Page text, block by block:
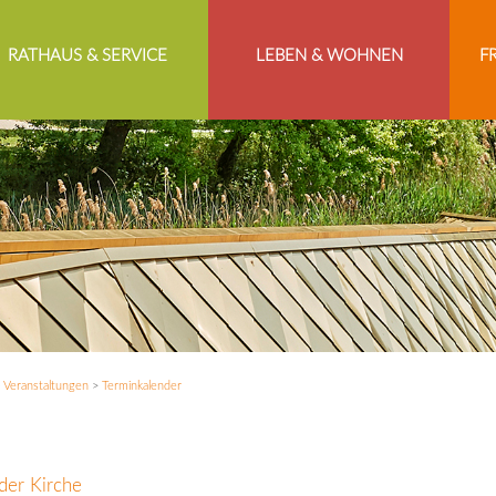
RATHAUS & SERVICE LEBEN & WOHNEN
Veranstaltungen> Terminkalender
Kirche